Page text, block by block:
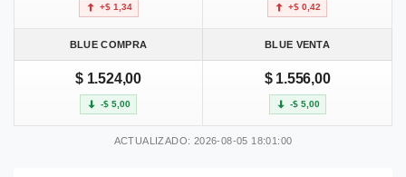
+$ 1,34 +$ 0,42
BLUE COMPRA BLUE VENTA
$ 1.524,00
-$ 5,00
$ 1.556,00
-$ 5,00
ACTUALIZADO: 2026-08-05 18:01:00